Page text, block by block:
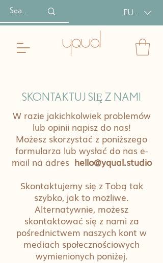
EUR (€)
SKONTAKTUJ SIĘ Z NAMI
W razie jakichkolwiek problemów
lub opinii napisz do nas!
Możesz skorzystać z poniższego
formularza lub wysłać do nas e-
mail na adres hello@yqual.studio
Skontaktujemy się z Tobą tak
szybko, jak to możliwe.
Alternatywnie, możesz
skontaktować się z nami za
pośrednictwem naszych kont w
mediach społecznościowych
wymienionych poniżej.